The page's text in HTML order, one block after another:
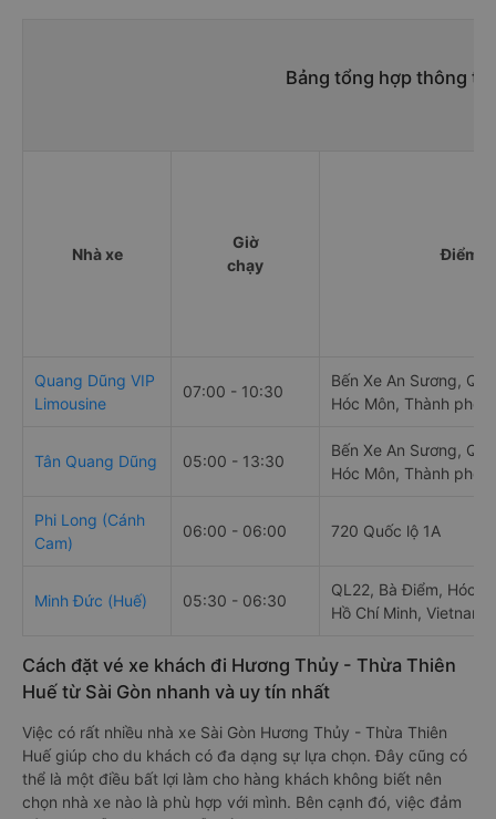
Bảng tổng hợp thông
Nhà xe
Giờ
chạy
Điểm đi
Quang Dũng VIP
Limousine
07:00 - 10:30
Bến Xe An Sương,
Hóc Môn, Thành phố
Tân Quang Dũng 05:00 - 13:30
Bến Xe An Sương,
Hóc Môn, Thành phố
Phi Long (Cánh
Cam)
06:00 - 06:00 720 Quốc lộ 1A
Minh Đức (Huế) 05:30 - 06:30
QL22, Bà Điểm, Hóc
Hồ Chí Minh, Vietnam
Cách đặt vé xe khách đi Hương Thủy - Thừa Thiên
Huế từ Sài Gòn nhanh và uy tín nhất
Việc có rất nhiều nhà xe Sài Gòn Hương Thủy - Thừa Thiên
Huế giúp cho du khách có đa dạng sự lựa chọn. Đây cũng có
thể là một điều bất lợi làm cho hàng khách không biết nên
chọn nhà xe nào là phù hợp với mình. Bên cạnh đó, việc đảm